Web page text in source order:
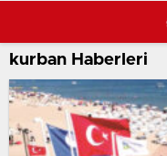
kurban Haberleri